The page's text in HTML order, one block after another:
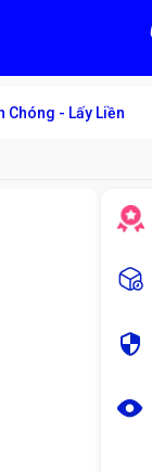
Chóng - Lấy Liền